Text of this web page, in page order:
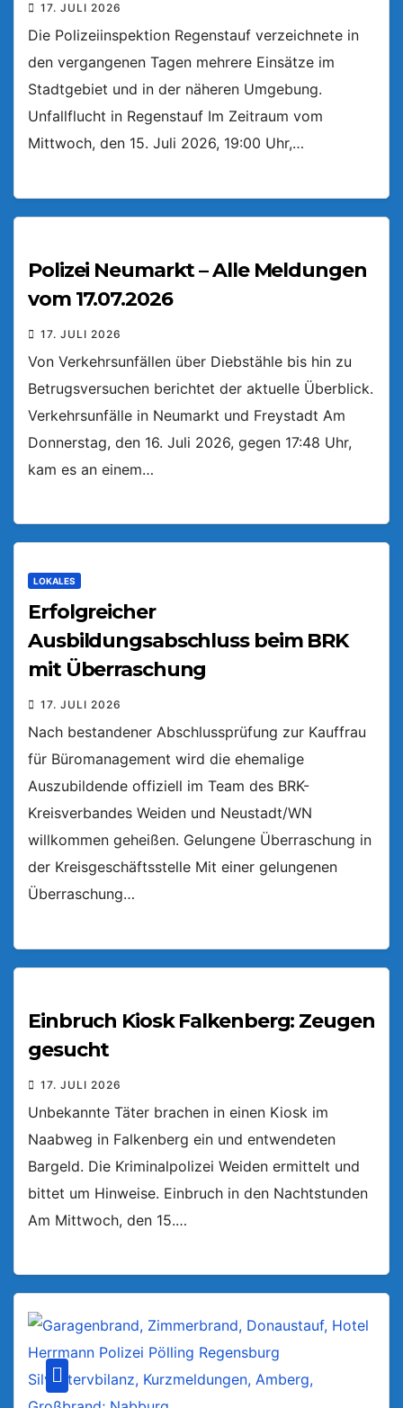
17. JULI 2026
Die Polizeiinspektion Regenstauf verzeichnete in
den vergangenen Tagen mehrere Einsätze im
Stadtgebiet und in der näheren Umgebung.
Unfallflucht in Regenstauf Im Zeitraum vom
Mittwoch, den 15. Juli 2026, 19:00 Uhr,…
Polizei Neumarkt – Alle Meldungen
vom 17.07.2026
17. JULI 2026
Von Verkehrsunfällen über Diebstähle bis hin zu
Betrugsversuchen berichtet der aktuelle Überblick.
Verkehrsunfälle in Neumarkt und Freystadt Am
Donnerstag, den 16. Juli 2026, gegen 17:48 Uhr,
kam es an einem…
LOKALES
Erfolgreicher
Ausbildungsabschluss beim BRK
mit Überraschung
17. JULI 2026
Nach bestandener Abschlussprüfung zur Kauffrau
für Büromanagement wird die ehemalige
Auszubildende offiziell im Team des BRK-
Kreisverbandes Weiden und Neustadt/WN
willkommen geheißen. Gelungene Überraschung in
der Kreisgeschäftsstelle Mit einer gelungenen
Überraschung…
Einbruch Kiosk Falkenberg: Zeugen
gesucht
17. JULI 2026
Unbekannte Täter brachen in einen Kiosk im
Naabweg in Falkenberg ein und entwendeten
Bargeld. Die Kriminalpolizei Weiden ermittelt und
bittet um Hinweise. Einbruch in den Nachtstunden
Am Mittwoch, den 15.…